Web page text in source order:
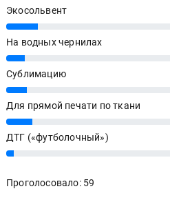
Экосольвент
12%
На водных чернилах
7%
Сублимацию
8%
Для прямой печати по ткани
10%
ДТГ («футболочный»)
3%
Проголосовало: 59